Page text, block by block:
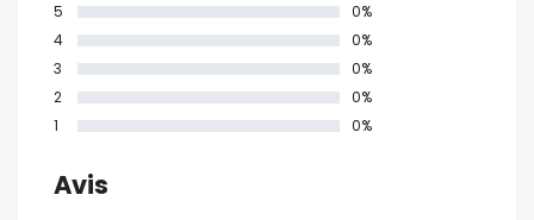
5
0%
4
0%
3
0%
2
0%
1
0%
Avis